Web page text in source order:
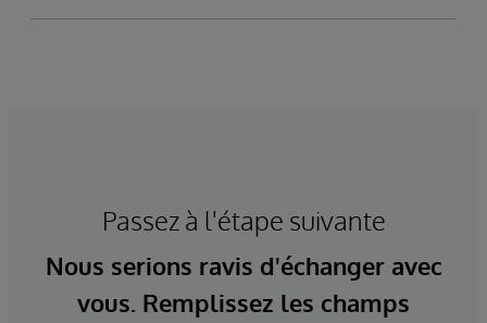
Passez à l'étape suivante
Nous serions ravis d'échanger avec
vous. Remplissez les champs